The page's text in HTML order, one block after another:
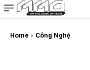
MMOSITE -
Bài viết nổi bật
Home Công Nghệ